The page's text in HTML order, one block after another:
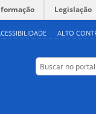
ALTO
Legislação
Buscar no portal